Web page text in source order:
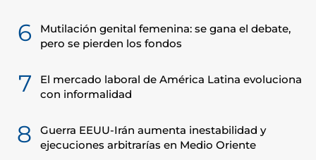
6
Mutilación genital femenina: se gana el debate,
pero se pierden los fondos
7
El mercado laboral de América Latina evoluciona
con informalidad
8
Guerra EEUU-Irán aumenta inestabilidad y
ejecuciones arbitrarías en Medio Oriente